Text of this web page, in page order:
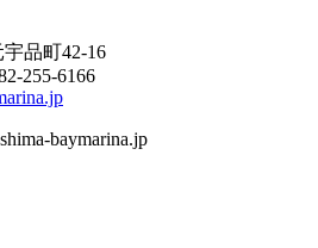
品町42-16
255-6166
baymarina.jp